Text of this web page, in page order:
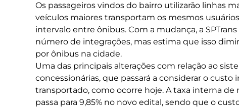
Os passageiros vindos do bairro utilizarão linhas
veículos maiores transportam os mesmos
intervalo entre ônibus. Com a mudança, a
número de integrações, mas estima que isso
por ônibus na cidade.
Uma das principais alterações com relação ao
concessionárias, que passará a considerar o
transportado, como ocorre hoje. A taxa interna de
passa para 9,85% no novo edital, sendo que o